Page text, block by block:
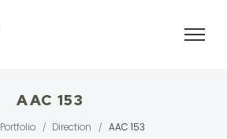
AAC 153
Portfolio / Direction / AAC 153